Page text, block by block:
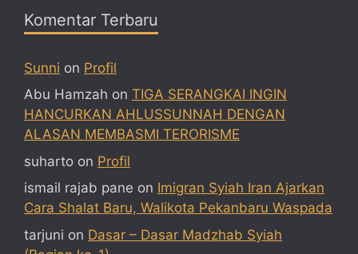
Komentar Terbaru
Sunni on Profil
Abu Hamzah on TIGA SERANGKAI INGIN
HANCURKAN AHLUSSUNNAH DENGAN
ALASAN MEMBASMI TERORISME
suharto on Profil
ismail rajab pane on Imigran Syiah Iran Ajarkan
Cara Shalat Baru, Walikota Pekanbaru Waspada
tarjuni on Dasar – Dasar Madzhab Syiah